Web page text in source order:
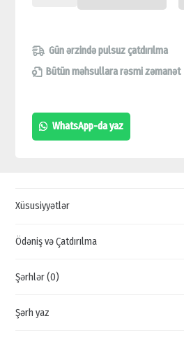
MÜŞAHİDƏ
KAMERASI,
DH-
HAC-
SATIŞI
Gün ərzində pulsuz çatdırılma
Bütün məhsullara rəsmi zəmanət
WhatsApp-da yaz
Xüsusiyyətlər
Ödəniş və Çatdırılma
Şərhlər (0)
Şərh yaz